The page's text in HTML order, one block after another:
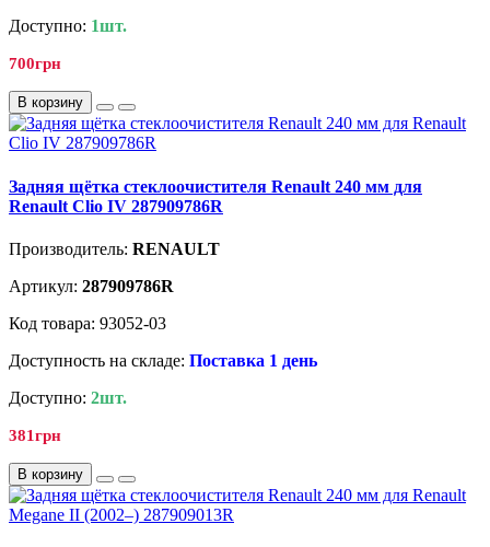
Доступно: 1шт.
700грн
В корзину
Задняя щётка стеклоочистителя Renault 240 мм для
Renault Clio IV 287909786R
Производитель: RENAULT
Артикул: 287909786R
Код товара: 93052-03
Доступность на складе: Поставка 1 день
Доступно: 2шт.
381грн
В корзину